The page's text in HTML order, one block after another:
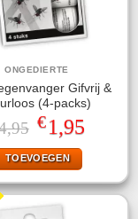
ONGEDIERTE
Gifvrij &
(4-packs)
Oorspronkelijke
prijs
was:
€4,95.
€1,95Huidige
prijs
is:
€1,95.
TOEVOEGEN